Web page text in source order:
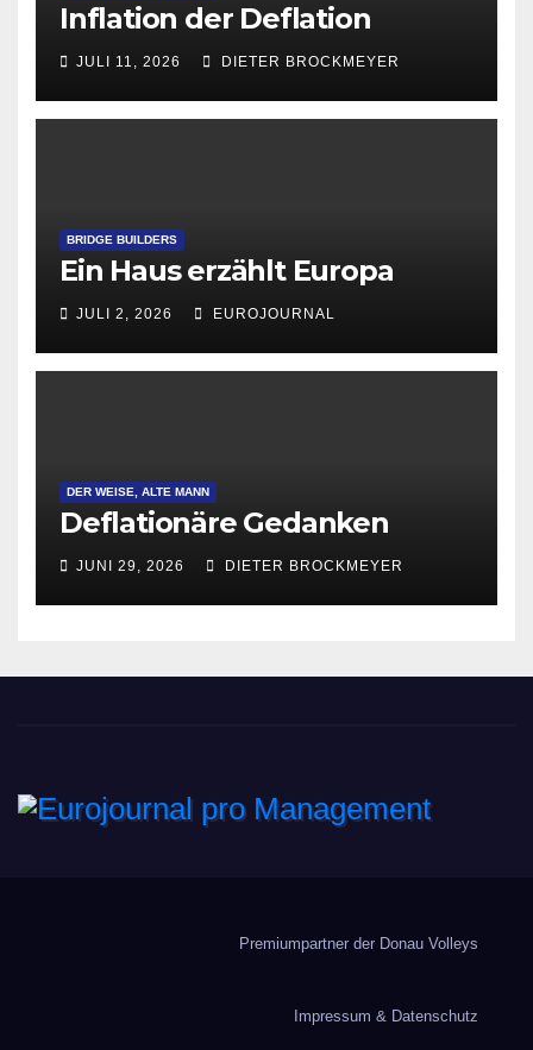
Inflation der Deflation
JULI 11, 2026 DIETER BROCKMEYER
BRIDGE BUILDERS
Ein Haus erzählt Europa
JULI 2, 2026 EUROJOURNAL
DER WEISE, ALTE MANN
Deflationäre Gedanken
JUNI 29, 2026 DIETER BROCKMEYER
Premiumpartner der Donau Volleys
Impressum & Datenschutz